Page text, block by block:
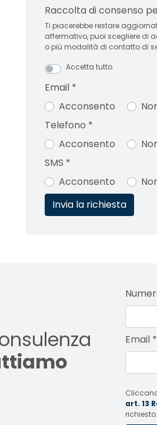
Raccolta di consenso
Ti piacerebbe restare aggiornato
affermativo, puoi scegliere di
o più modalità di contatto di
Accetta tutto
Email *
Acconsento
Telefono *
Acconsento
SMS *
Acconsento
Email *
art. 13
richiesto.